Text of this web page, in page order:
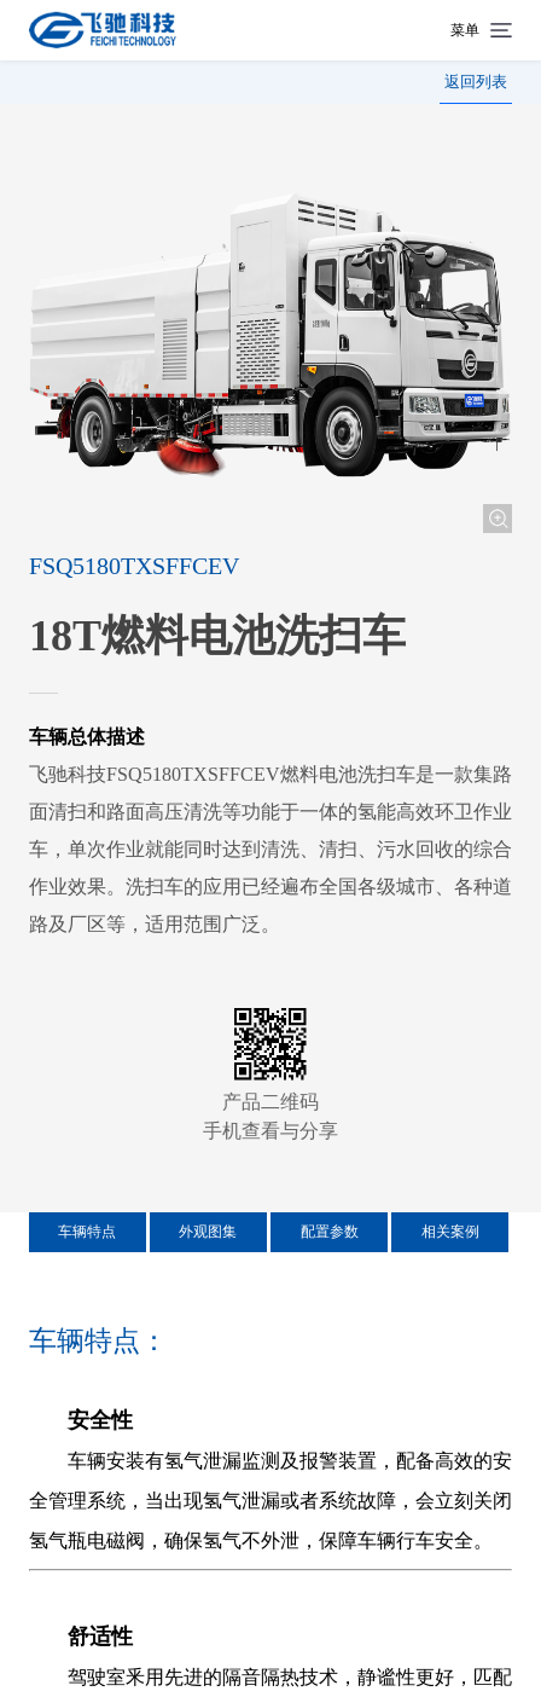
菜单
返回列表
FSQ5180TXSFFCEV
18T燃料电池洗扫车
车辆总体描述
飞驰科技FSQ5180TXSFFCEV燃料电池洗扫车是一款集路
面清扫和路面高压清洗等功能于一体的氢能高效环卫作业
车，单次作业就能同时达到清洗、清扫、污水回收的综合
作业效果。洗扫车的应用已经遍布全国各级城市、各种道
路及厂区等，适用范围广泛。
产品二维码
手机查看与分享
车辆特点 外观图集 配置参数 相关案例
车辆特点：
安全性
车辆安装有氢气泄漏监测及报警装置，配备高效的安
全管理系统，当出现氢气泄漏或者系统故障，会立刻关闭
氢气瓶电磁阀，确保氢气不外泄，保障车辆行车安全。
舒适性
驾驶室釆用先进的隔音隔热技术，静谧性更好，匹配